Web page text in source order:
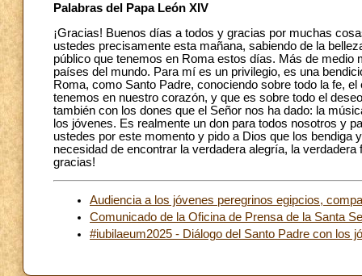
Palabras del Papa León XIV
¡Gracias! Buenos días a todos y gracias por muchas
ustedes precisamente esta mañana, sabiendo de la
público que tenemos en Roma estos días. Más de medio
países del mundo. Para mí es un privilegio, es una
Roma, como Santo Padre, conociendo sobre todo la fe,
tenemos en nuestro corazón, y que es sobre todo el
también con los dones que el Señor nos ha dado: la
los jóvenes. Es realmente un don para todos nosotros y
ustedes por este momento y pido a Dios que los bendiga
necesidad de encontrar la verdadera alegría, la
gracias!
Audiencia a los jóvenes peregrinos egipcios,
Comunicado de la Oficina de Prensa de la Santa
#iubilaeum2025 - Diálogo del Santo Padre con los